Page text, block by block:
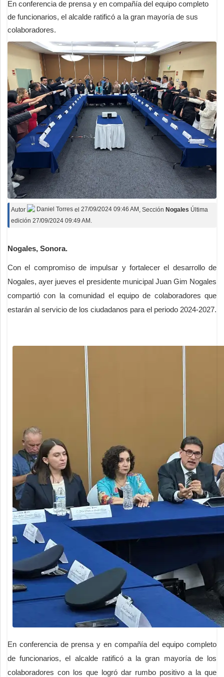
En conferencia de prensa y en compañía del equipo completo
de funcionarios, el alcalde ratificó a la gran mayoría de sus
colaboradores.
Autor Daniel Torres el 27/09/2024 09:46 AM , Sección Nogales Última
edición 27/09/2024 09:49 AM.
Nogales, Sonora.
Con el compromiso de impulsar y fortalecer el desarrollo de
Nogales, ayer jueves el presidente municipal Juan Gim Nogales
compartió con la comunidad el equipo de colaboradores que
estarán al servicio de los ciudadanos para el periodo 2024-2027.
En conferencia de prensa y en compañía del equipo completo
de funcionarios, el alcalde ratificó a la gran mayoría de los
colaboradores con los que logró dar rumbo positivo a la que